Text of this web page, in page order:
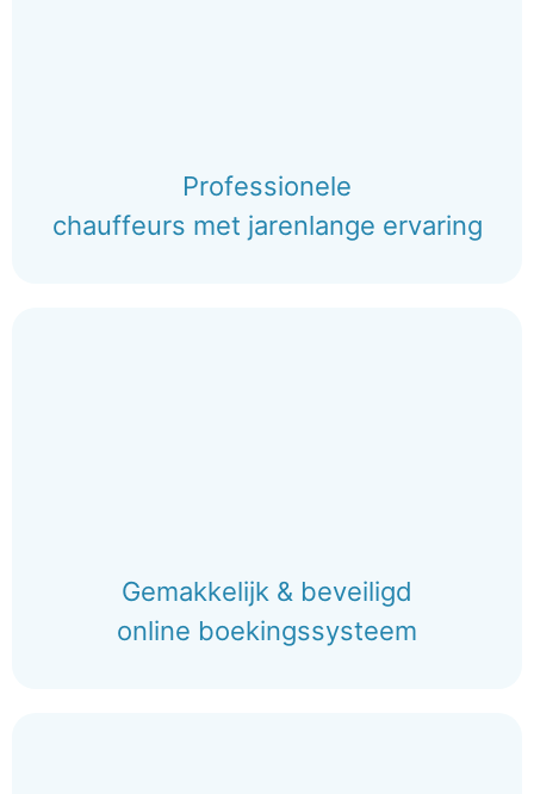
Professionele
chauffeurs met jarenlange ervaring
Gemakkelijk & beveiligd
online boekingssysteem